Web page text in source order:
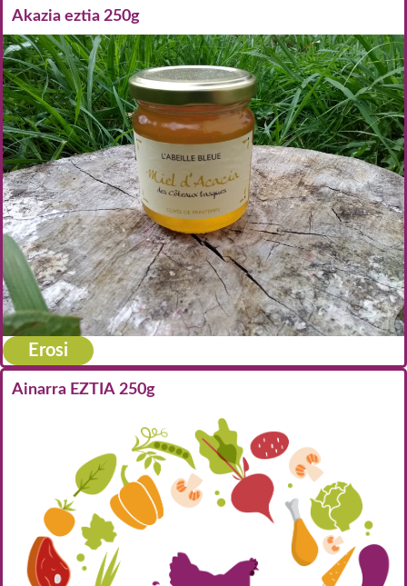
Akazia eztia 250g
Erosi
Ainarra EZTIA 250g